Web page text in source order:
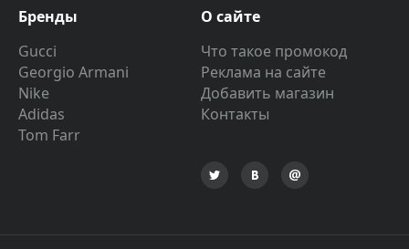
Бренды
Gucci
Georgio Armani
Nike
Adidas
Tom Farr
О сайте
Что такое промокод
Реклама на сайте
Добавить магазин
Контакты